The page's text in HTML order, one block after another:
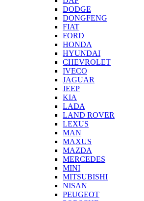
DODGE
DONGFENG
FIAT
FORD
HONDA
HYUNDAI
CHEVROLET
IVECO
JAGUAR
JEEP
KIA
LADA
LAND ROVER
LEXUS
MAN
MAXUS
MAZDA
MERCEDES
MINI
MITSUBISHI
NISAN
PEUGEOT